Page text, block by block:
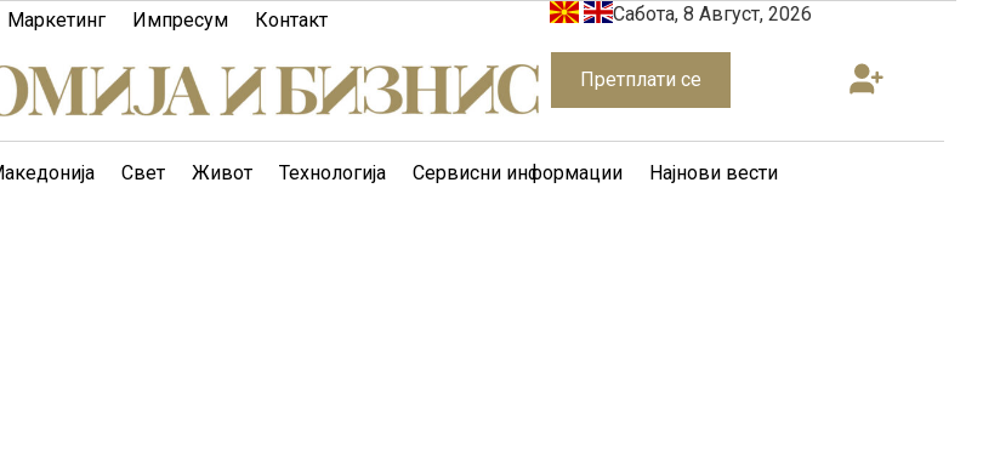
Маркетинг Импресум Контакт Сабота, 8 Август, 2026
Претплати се
Свет Живот Технологија Сервисни информации Најнови вести